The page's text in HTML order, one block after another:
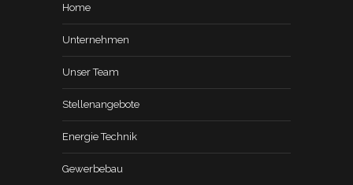
Home
Unternehmen
Unser Team
Stellenangebote
Energie Technik
Gewerbebau